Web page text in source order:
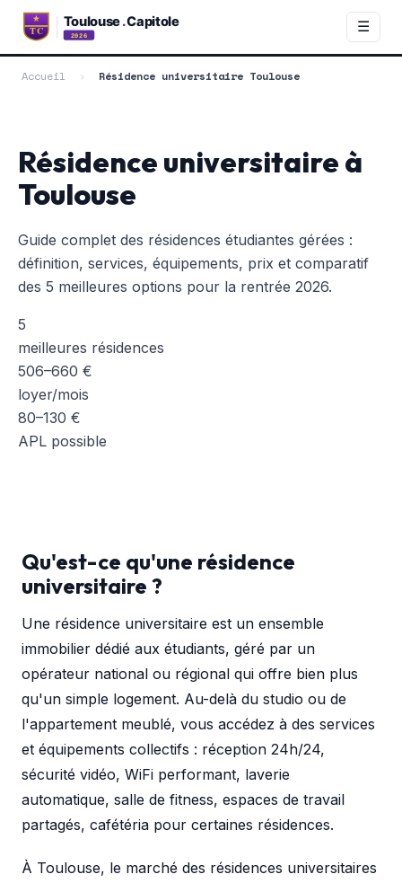
☰
Accueil › Résidence universitaire Toulouse
Résidence universitaire à
Toulouse
Guide complet des résidences étudiantes gérées :
définition, services, équipements, prix et comparatif
des 5 meilleures options pour la rentrée 2026.
5
meilleures résidences
506–660 €
loyer/mois
80–130 €
APL possible
Qu'est-ce qu'une résidence
universitaire ?
Une résidence universitaire est un ensemble
immobilier dédié aux étudiants, géré par un
opérateur national ou régional qui offre bien plus
qu'un simple logement. Au-delà du studio ou de
l'appartement meublé, vous accédez à des services
et équipements collectifs : réception 24h/24,
sécurité vidéo, WiFi performant, laverie
automatique, salle de fitness, espaces de travail
partagés, cafétéria pour certaines résidences.
À Toulouse, le marché des résidences universitaires